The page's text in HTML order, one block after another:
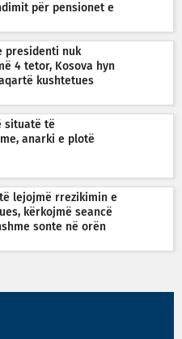
për pensionet e
presidenti nuk
4 tetor, Kosova hyn
kushtetues
situatë të
anarki e plotë
lejojmë rrezikimin e
kërkojmë seancë
sonte në orën